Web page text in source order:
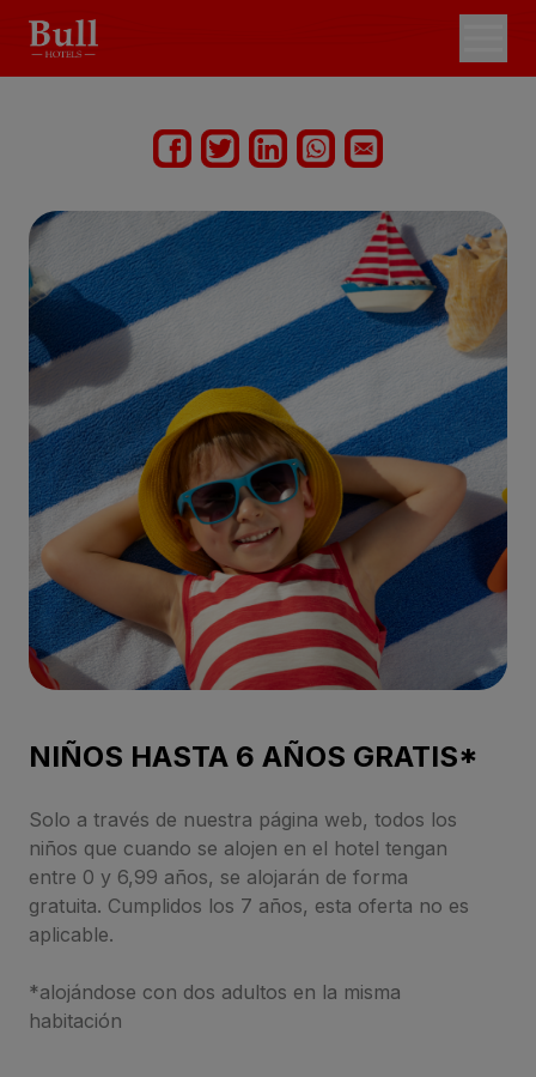
NIÑOS HASTA 6 AÑOS GRATIS*
Solo a través de nuestra página web, todos los
niños que cuando se alojen en el hotel tengan
entre 0 y 6,99 años, se alojarán de forma
gratuita. Cumplidos los 7 años, esta oferta no es
aplicable.
*alojándose con dos adultos en la misma
habitación